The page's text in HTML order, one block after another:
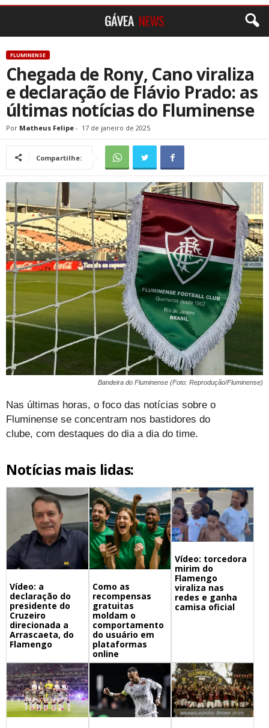
FLUMINENSE
Chegada de Rony, Cano viraliza
e declaração de Flávio Prado: as
últimas notícias do Fluminense
Por Matheus Felipe - 17 de janeiro de 2025
Compartilhe:
Bandeira do Fluminense (Foto: Reprodução/Fluminense)
Nas últimas horas, o foco das notícias sobre o
Fluminense se concentram nos bastidores do
clube, com destaques do dia a dia do time.
Notícias mais lidas:
Vídeo: a
declaração do
presidente do
Cruzeiro
direcionada a
Arrascaeta, do
Flamengo
Como as
recompensas
gratuitas
moldam o
comportamento
do usuário em
plataformas
online
Vídeo: torcedora
mirim do
Flamengo
viraliza nas
redes e ganha
camisa oficial